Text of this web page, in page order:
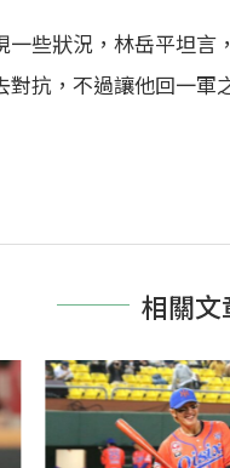
些狀況，林岳平坦
抗，不過讓他回一軍
相關文